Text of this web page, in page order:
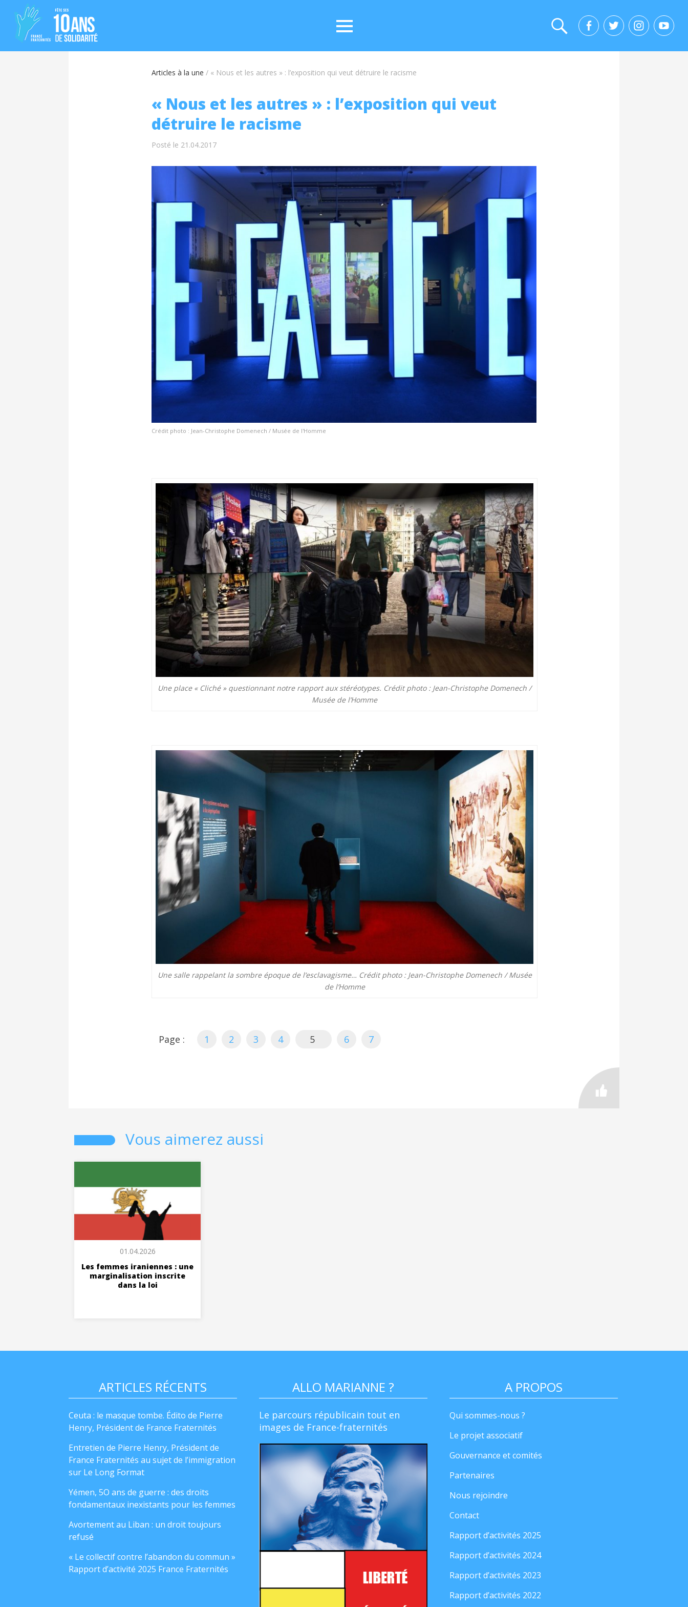
Articles à la une / « Nous et les autres » : l’exposition qui veut détruire le racisme
« Nous et les autres » : l’exposition qui veut
détruire le racisme
Posté le 21.04.2017
Crédit photo : Jean-Christophe Domenech / Musée de l'Homme
Une place « Cliché » questionnant notre rapport aux stéréotypes. Crédit photo : Jean-Christophe Domenech /
Musée de l’Homme
Une salle rappelant la sombre époque de l’esclavagisme… Crédit photo : Jean-Christophe Domenech / Musée
de l’Homme
Page : 1 2 3 4 5 6 7
Vous aimerez aussi
01.04.2026
Les femmes iraniennes : une
marginalisation inscrite
dans la loi
ARTICLES RÉCENTS
Ceuta : le masque tombe. Édito de Pierre
Henry, Président de France Fraternités
Entretien de Pierre Henry, Président de
France Fraternités au sujet de l’immigration
sur Le Long Format
Yémen, 5O ans de guerre : des droits
fondamentaux inexistants pour les femmes
Avortement au Liban : un droit toujours
refusé
« Le collectif contre l’abandon du commun »
Rapport d’activité 2025 France Fraternités
ALLO MARIANNE ?
Le parcours républicain tout en
images de France-fraternités
A PROPOS
Qui sommes-nous ?
Le projet associatif
Gouvernance et comités
Partenaires
Nous rejoindre
Contact
Rapport d’activités 2025
Rapport d’activités 2024
Rapport d’activités 2023
Rapport d’activités 2022